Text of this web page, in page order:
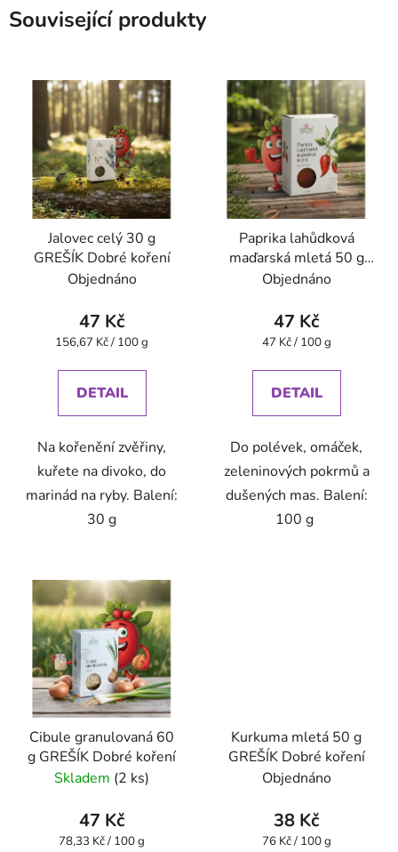
Související produkty
Jalovec celý 30 g
GREŠÍK Dobré koření
Objednáno
47 Kč
Měrná
156,67 Kč / 100 g
DETAIL
Na kořenění zvěřiny,
kuřete na divoko, do
marinád na ryby. Balení:
30 g
Paprika lahůdková
maďarská mletá 50 g
GREŠÍK Dobré koření
Objednáno
47 Kč
Měrná
47 Kč / 100 g
DETAIL
Do polévek, omáček,
zeleninových pokrmů a
dušených mas. Balení:
100 g
Cibule granulovaná 60
g GREŠÍK Dobré koření
Skladem (2 ks)
47 Kč
Měrná
78,33 Kč / 100 g
Kurkuma mletá 50 g
GREŠÍK Dobré koření
Objednáno
38 Kč
Měrná
76 Kč / 100 g